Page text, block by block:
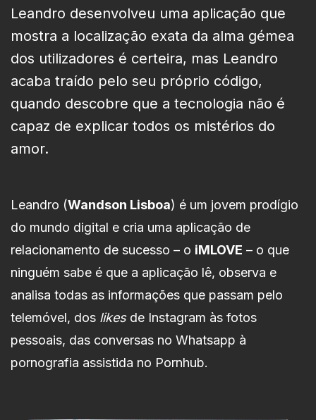
Leandro desenvolveu uma aplicação que
mostra a localização exata da alma gémea
dos utilizadores é certeira, mas Leandro
acaba traído pelo seu próprio código,
quando descobre que a tecnologia não é
capaz de explicar todos os mistérios do
amor.
Leandro (Wandson Lisboa) é um jovem prodígio
do mundo digital e cria uma aplicação de
relacionamento de sucesso – o iMLOVE – o que
ninguém sabe é que a aplicação lê, observa e
analisa todas as informações que passam pelo
telemóvel, dos likesde Instagram às fotos
pessoais, das conversas no Whatsapp à
pornografia assistida no Pornhub.